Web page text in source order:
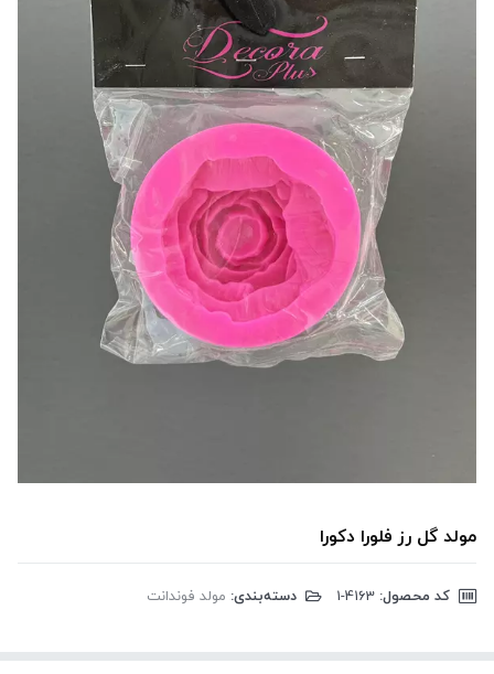
مولد گل رز فلورا دکورا
کد محصول: دسته‌بندی: مولد فوندانت